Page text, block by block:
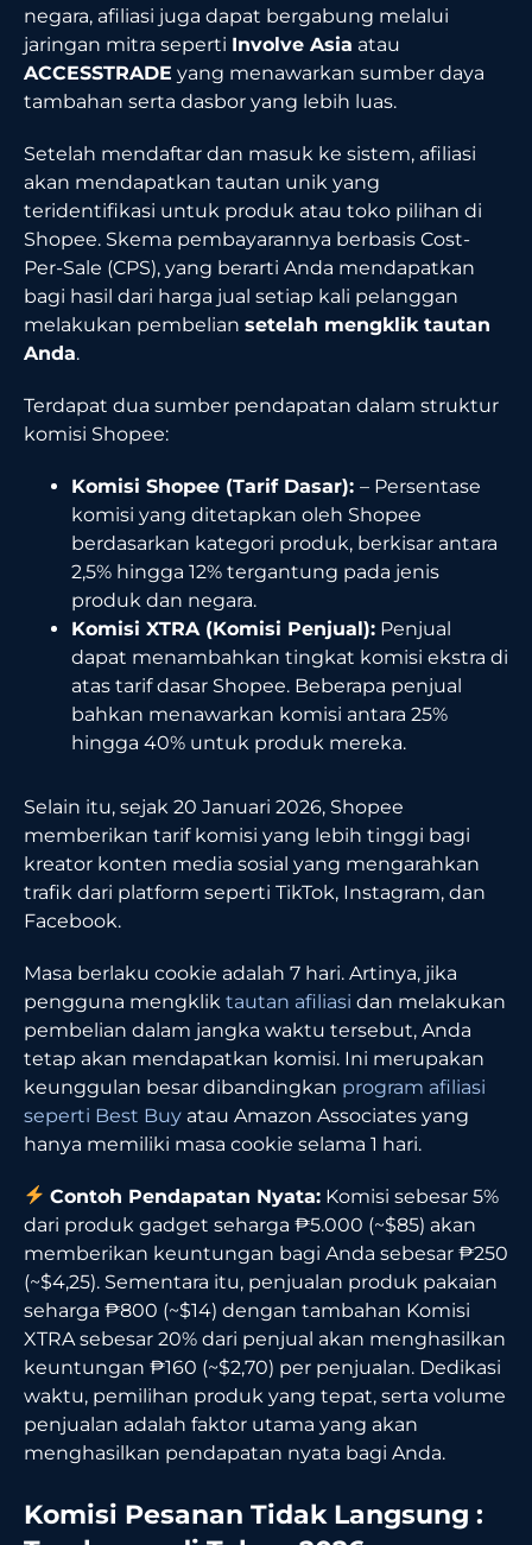
negara, afiliasi juga dapat bergabung melalui
jaringan mitra seperti Involve Asia atau
ACCESSTRADE yang menawarkan sumber daya
tambahan serta dasbor yang lebih luas.
Setelah mendaftar dan masuk ke sistem, afiliasi
akan mendapatkan tautan unik yang
teridentifikasi untuk produk atau toko pilihan di
Shopee. Skema pembayarannya berbasis Cost-
Per-Sale (CPS), yang berarti Anda mendapatkan
bagi hasil dari harga jual setiap kali pelanggan
melakukan pembelian setelah mengklik tautan
Anda.
Terdapat dua sumber pendapatan dalam struktur
komisi Shopee:
Komisi Shopee (Tarif Dasar): – Persentase
komisi yang ditetapkan oleh Shopee
berdasarkan kategori produk, berkisar antara
2,5% hingga 12% tergantung pada jenis
produk dan negara.
Komisi XTRA (Komisi Penjual): Penjual
dapat menambahkan tingkat komisi ekstra di
atas tarif dasar Shopee. Beberapa penjual
bahkan menawarkan komisi antara 25%
hingga 40% untuk produk mereka.
Selain itu, sejak 20 Januari 2026, Shopee
memberikan tarif komisi yang lebih tinggi bagi
kreator konten media sosial yang mengarahkan
trafik dari platform seperti TikTok, Instagram, dan
Facebook.
Masa berlaku cookie adalah 7 hari. Artinya, jika
pengguna mengklik tautan afiliasi dan melakukan
pembelian dalam jangka waktu tersebut, Anda
tetap akan mendapatkan komisi. Ini merupakan
keunggulan besar dibandingkan program afiliasi
seperti Best Buy atau Amazon Associates yang
hanya memiliki masa cookie selama 1 hari.
Contoh Pendapatan Nyata: Komisi sebesar 5%
dari produk gadget seharga ₱5.000 (~$85) akan
memberikan keuntungan bagi Anda sebesar ₱250
(~$4,25). Sementara itu, penjualan produk pakaian
seharga ₱800 (~$14) dengan tambahan Komisi
XTRA sebesar 20% dari penjual akan menghasilkan
keuntungan ₱160 (~$2,70) per penjualan. Dedikasi
waktu, pemilihan produk yang tepat, serta volume
penjualan adalah faktor utama yang akan
menghasilkan pendapatan nyata bagi Anda.
Komisi Pesanan Tidak Langsung :